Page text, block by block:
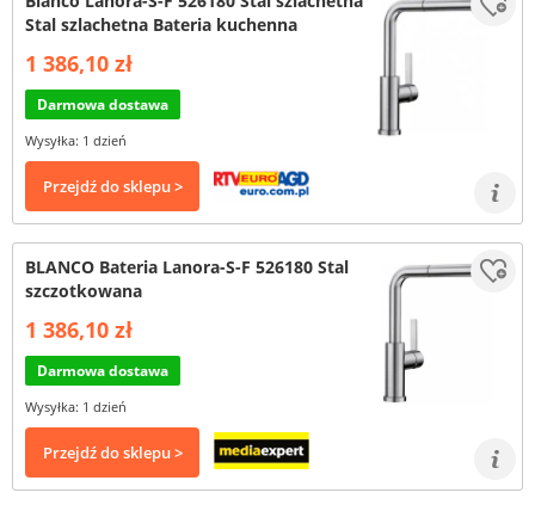
Stal szlachetna Bateria kuchenna
1 386,10 zł
Darmowa dostawa
Wysyłka: 1 dzień
Przejdź do sklepu >
BLANCO Bateria Lanora-S-F 526180 Stal
szczotkowana
1 386,10 zł
Darmowa dostawa
Wysyłka: 1 dzień
Przejdź do sklepu >